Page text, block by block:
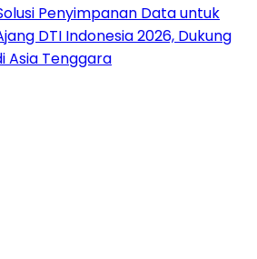
Penyimpanan Data untuk
DTI Indonesia 2026, Dukung
Asia Tenggara